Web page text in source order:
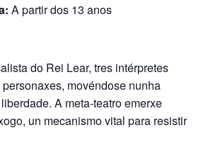
A partir dos 13 anos
do Rei Lear, tres intérpretes
movéndose nunha
A meta-teatro emerxe
un mecanismo vital para resistir